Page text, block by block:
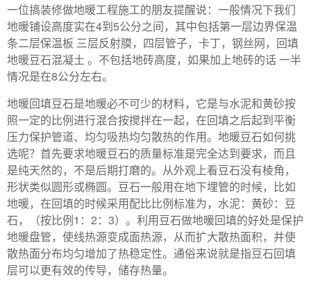
一位搞装修做地暖工程施工的朋友提醒说：一般情况下我们
地暖铺设高度实在4到5公分之间，其中包括第一层边界保温
条二层保温板 三层反射膜，四层管子，卡丁，钢丝网，回填
地暖豆石混凝土 。不包括地砖高度，如果加上地砖的话 一半
情况是在8公分左右。
地暖回填豆石是地暖必不可少的材料，它是与水泥和黄砂按
照一定的比例进行混合按搅拌在一起，在回填之后起到平衡
压力保护管道、均匀吸热均匀散热的作用。地暖豆石如何挑
选呢？首先要求地暖豆石的质量标准是完全达到要求，而且
是纯天然的，不是后期打磨的。从外观上看豆石没有棱角，
形状类似圆形或椭圆。豆石一般用在地下埋管的时候，比如
地暖，在回填的时候采用配比比例标准为，水泥：黄砂：豆
石，（按比例1：2：3）。利用豆石做地暖回填的好处是保护
地暖盘管，使线热源变成面热源，从而扩大散热面积，并使
散热面分布均匀增加了热稳定性。通俗来说就是指豆石回填
层可以更有效的传导，储存热量。